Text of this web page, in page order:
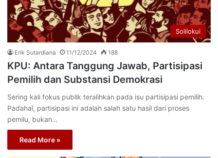
Solilokui
Erik Sutardiana 11/12/2024 188
KPU: Antara Tanggung Jawab, Partisipasi
Pemilih dan Substansi Demokrasi
Sering kali fokus publik teralihkan pada isu partisipasi pemilih.
Padahal, partisipasi ini adalah salah satu hasil dari proses
pemilu, bukan…
Read More »